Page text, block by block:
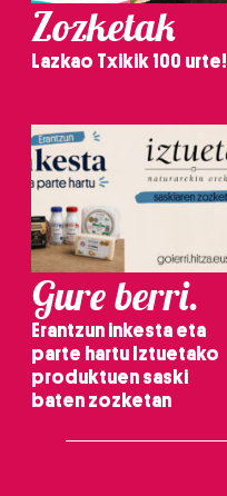
Zozketak
Lazkao Txikik 100 urte!
Gure berri.
Erantzun inkesta eta
parte hartu Iztuetako
produktuen saski
baten zozketan